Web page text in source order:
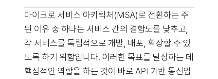
마이크로 서비스 아키텍처(MSA)로 전환하는 주
된 이유 중 하나는 서비스 간의 결합도를 낮추고,
각 서비스를 독립적으로 개발, 배포, 확장할 수 있
도록 하기 위함입니다. 이러한 목표를 달성하는 데
핵심적인 역할을 하는 것이 바로 API 기반 통신입